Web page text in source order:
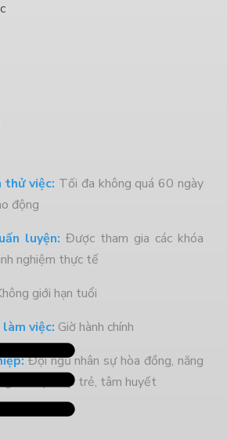
thử việc: Tối đa không quá 60 ngày
động
luyện: Được tham gia các khóa
nghiệm thực tế
giới hạn tuổi
việc: Giờ hành chính
Đội ngũ nhân sự hòa đồng, năng
hỗ trợ. Sếp trẻ, tâm huyết